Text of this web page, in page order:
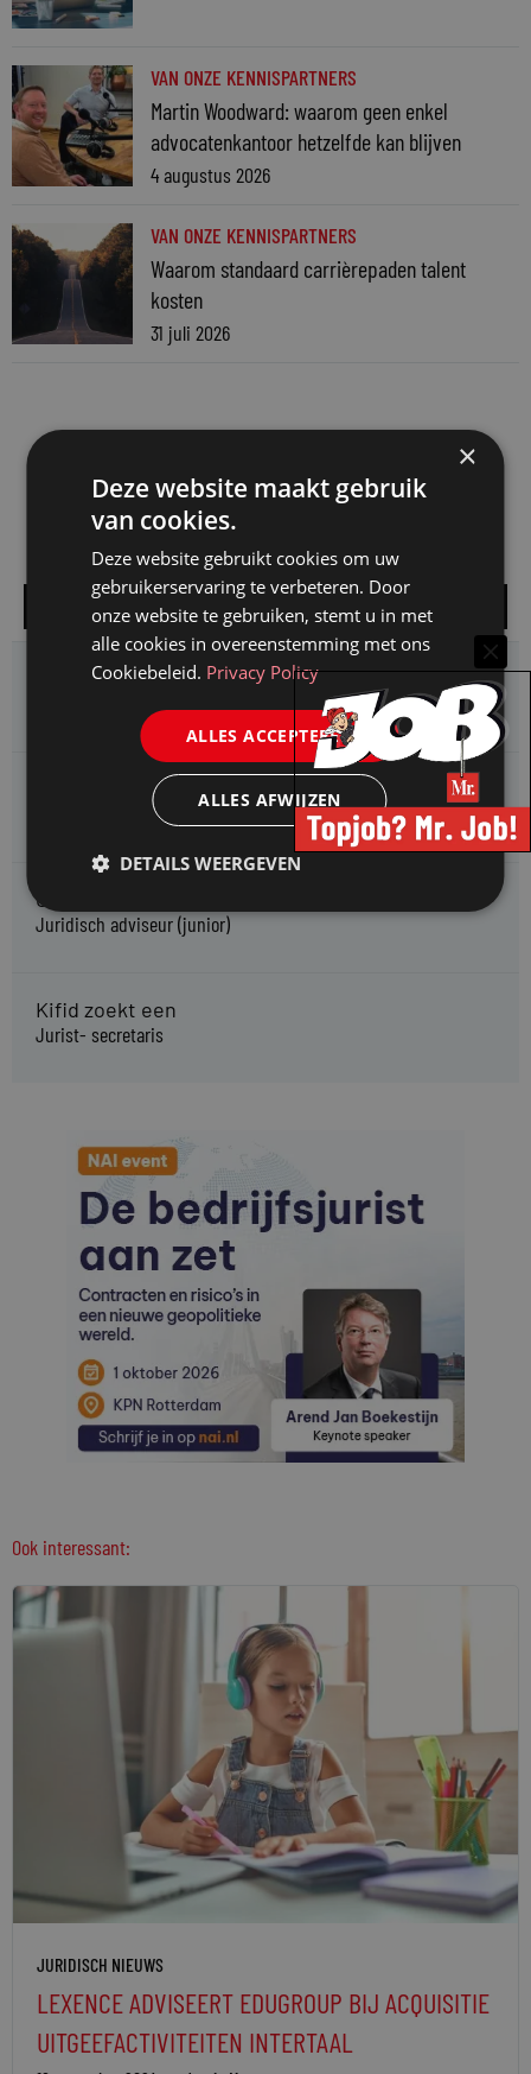
VAN ONZE KENNISPARTNERS
Martin Woodward: waarom geen enkel
advocatenkantoor hetzelfde kan blijven
4 augustus 2026
VAN ONZE KENNISPARTNERS
Waarom standaard carrièrepaden talent
kosten
31 juli 2026
Alle vacatures
HMP zoekt een
Gemeente Meppel zoekt een
Juridisch Adviseur
CAOP zoekt een
Juridisch adviseur (junior)
Kifid zoekt een
Jurist- secretaris
Ook interessant:
JURIDISCH NIEUWS
LEXENCE ADVISEERT EDUGROUP BIJ ACQUISITIE
UITGEEFACTIVITEITEN INTERTAAL
×
Deze website maakt gebruik
van cookies.
Deze website gebruikt cookies om uw
gebruikerservaring te verbeteren. Door
onze website te gebruiken, stemt u in met
alle cookies in overeenstemming met ons
Cookiebeleid. Privacy Policy
ALLES ACCEPTEREN
ALLES AFWIJZEN
DETAILS WEERGEVEN